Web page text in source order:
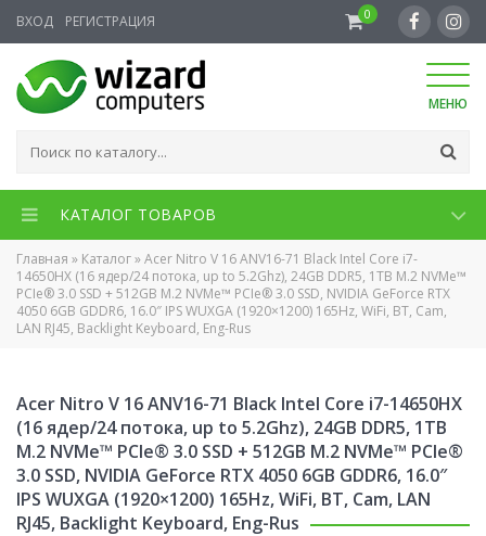
ВХОД РЕГИСТРАЦИЯ 0
МЕНЮ
КАТАЛОГ ТОВАРОВ
Главная » Каталог»Acer Nitro V 16 ANV16-71 Black Intel Core i7-
14650HX (16 ядер/24 потока, up to 5.2Ghz), 24GB DDR5, 1TB M.2 NVMe™
PCIe® 3.0 SSD + 512GB M.2 NVMe™ PCIe® 3.0 SSD, NVIDIA GeForce RTX
4050 6GB GDDR6, 16.0″ IPS WUXGA (1920×1200) 165Hz, WiFi, BT, Cam,
LAN RJ45, Backlight Keyboard, Eng-Rus
Acer Nitro V 16 ANV16-71 Black Intel Core i7-14650HX
(16 ядер/24 потока, up to 5.2Ghz), 24GB DDR5, 1TB
M.2 NVMe™ PCIe® 3.0 SSD + 512GB M.2 NVMe™ PCIe®
3.0 SSD, NVIDIA GeForce RTX 4050 6GB GDDR6, 16.0″
IPS WUXGA (1920×1200) 165Hz, WiFi, BT, Cam, LAN
RJ45, Backlight Keyboard, Eng-Rus